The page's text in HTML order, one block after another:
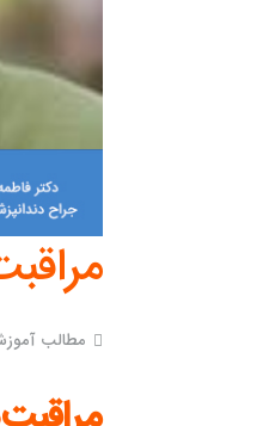
مطالب